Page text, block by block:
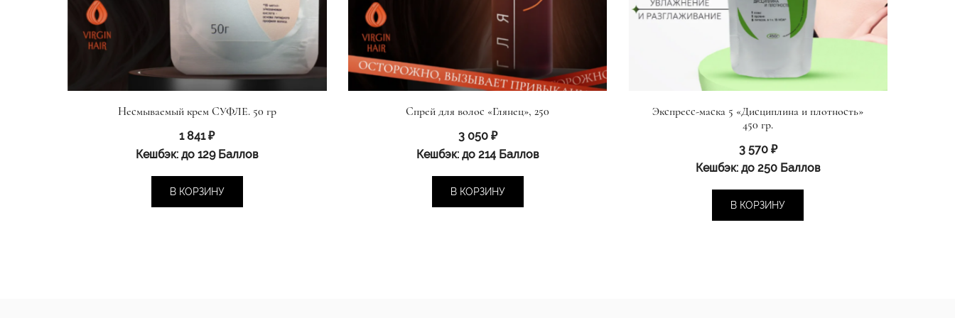
Несмываемый крем СУФЛЕ. 50 гр
1 841₽
Кешбэк: до 129 Баллов
В КОРЗИНУ
Спрей для волос «Глянец», 250
3 050 ₽
Кешбэк: до 214 Баллов
В КОРЗИНУ
Экспресс-маска 5 «Дисциплина и плотность»
450 гр.
3 570 ₽
Кешбэк: до 250 Баллов
В КОРЗИНУ